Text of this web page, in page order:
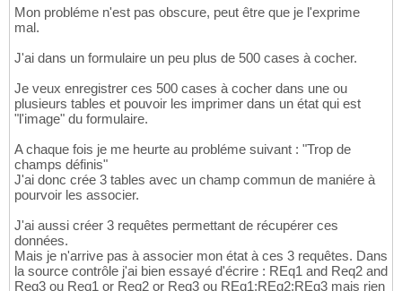
Mon probléme n'est pas obscure, peut être que je l'exprime
mal.
J'ai dans un formulaire un peu plus de 500 cases à cocher.
Je veux enregistrer ces 500 cases à cocher dans une ou
plusieurs tables et pouvoir les imprimer dans un état qui est
"l'image" du formulaire.
A chaque fois je me heurte au probléme suivant : "Trop de
champs définis"
J'ai donc crée 3 tables avec un champ commun de maniére à
pourvoir les associer.
J'ai aussi créer 3 requêtes permettant de récupérer ces
données.
Mais je n'arrive pas à associer mon état à ces 3 requêtes. Dans
la source contrôle j'ai bien essayé d'écrire : REq1 and Req2 and
Req3 ou Req1 or Req2 or Req3 ou REq1;REq2;REq3 mais rien